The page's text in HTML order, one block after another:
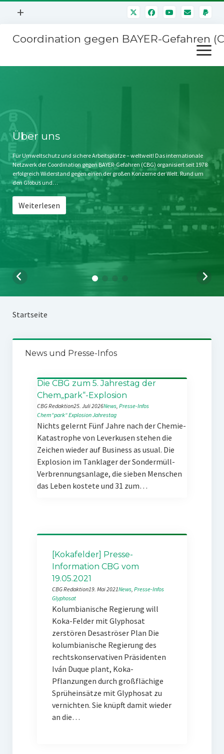
Menü
+
Mitmachen
Kontakt
Impressum
Störfälle
Coordination gegen BAYER-Gefahren
Menü
öffnen
Stichwort BAYER
Jahrestagung
SPENDEN
Über uns
Für Umweltschutz und sichere Arbeitsplätze – weltweit! Das internationale
Netzwerk der Coordination gegen BAYER-Gefahren (CBG) organisiert seit 1978
erfolgreich Widerstand gegen einen der großen Konzerne der Welt. Rund um
den Globus und…
Weiterlesen
Startseite
News und Presse-Infos
Die CBG zum 5. Jahrestag der
Chem„park“-Explosion
CBG Redaktion25. Juli 2026News, Presse-Infos
Chem“park“ExplosionJahrestag
Nichts gelernt Fünf Jahre nach der Chemie-
Katastrophe von Leverkusen stehen die
Zeichen wieder auf Business as usual. Die
Explosion im Tanklager der Sondermüll-
Verbrennungsanlage, die sieben Menschen
das Leben kostete und 31 zum…
[Kokafelder] Presse-
Information CBG vom
19.05.2021
CBG Redaktion19. Mai 2021News, Presse-Infos
Glyphosat
Kolumbianische Regierung will
Koka-Felder mit Glyphosat
zerstören Desaströser Plan Die
kolumbianische Regierung des
rechtskonservativen Präsidenten
Iván Duque plant, Koka-
Pflanzungen durch großflächige
Sprüheinsätze mit Glyphosat zu
vernichten. Sie knüpft damit wieder
an die…